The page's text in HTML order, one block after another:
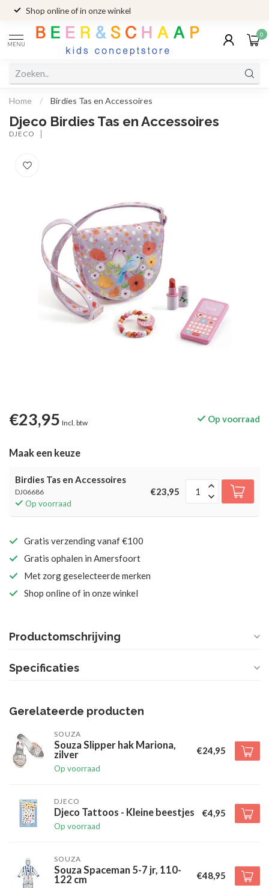
Shop online of in onze winkel
MENU
0
Home / Birdies Tas en Accessoires
Djeco Birdies Tas en Accessoires
DJECO
€23,95 Incl. btw Op voorraad
Maak een keuze
Birdies Tas en Accessoires
DJ06686
Op voorraad
€23,95
Gratis verzending vanaf €100
Gratis ophalen in Amersfoort
Met zorg geselecteerde merken
Shop online of in onze winkel
Productomschrijving
Specificaties
Gerelateerde producten
SOUZA
Souza Slipper hak Mariona,
zilver
Op voorraad
€24,95
DJECO
Djeco Tattoos - Kleine beestjes
Op voorraad
€4,95
SOUZA
Souza Spaceman 5-7 jr, 110-
122 cm
€48,95